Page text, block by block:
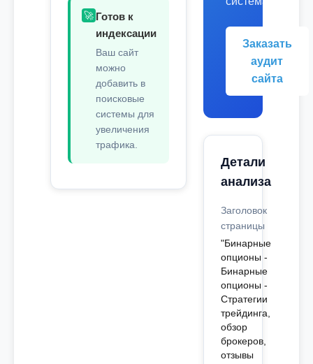
🚀 Готов к
индексации
Ваш сайт
можно
добавить в
поисковые
системы для
увеличения
трафика.
Заказать
аудит
сайта
Детали
анализа
Заголовок
страницы
"Бинарные
опционы -
Бинарные
опционы -
Стратегии
трейдинга,
обзор
брокеров,
отзывы